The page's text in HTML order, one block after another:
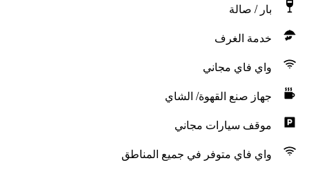
بار / صالة
خدمة الغرف
واي فاي مجاني
جهاز صنع القهوة/ الشاي
موقف سيارات مجاني
واي فاي متوفر في جميع المناطق